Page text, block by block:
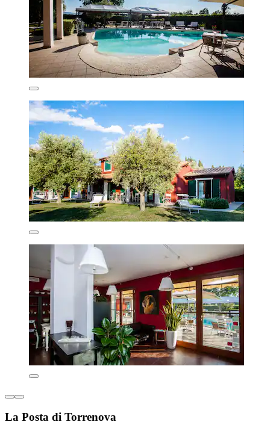
La Posta di Torrenova